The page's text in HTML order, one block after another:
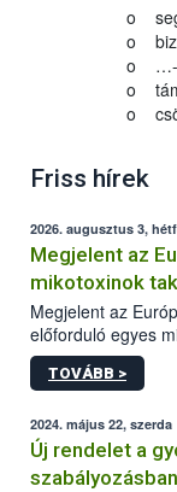
o
o
o …-
o
o
Friss hírek
2026. augusztus 3,
Megjelent az
mikotoxinok
Megjelent az
előforduló egyes
2027-től új
hatályos uniós
TOVÁBB >
2024. május 22, szerda
Új rendelet a
szabályozásban